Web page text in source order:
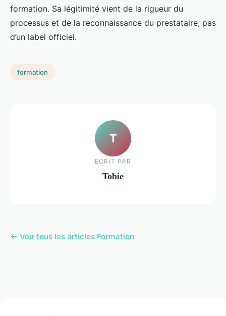
formation. Sa légitimité vient de la rigueur du
processus et de la reconnaissance du prestataire, pas
d’un label officiel.
formation
T
ECRIT PAR
Tobie
← Voir tous les articles Formation